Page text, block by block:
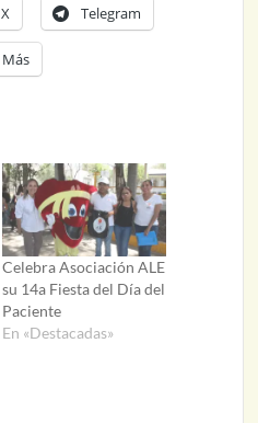
X Telegram
Más
Celebra Asociación ALE
su 14a Fiesta del Día del
Paciente
En «Destacadas»